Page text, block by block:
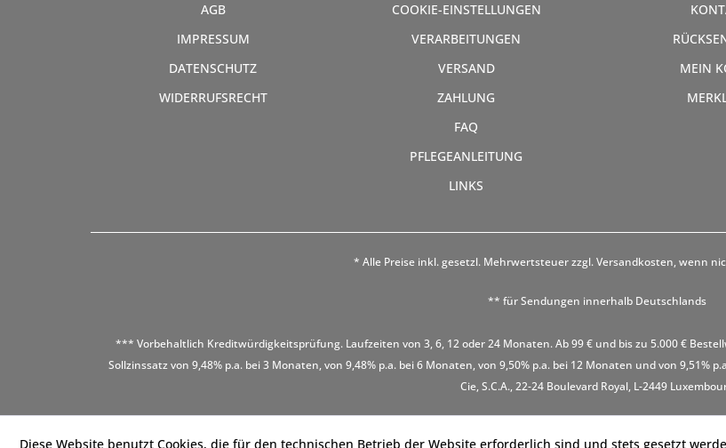
AGB
IMPRESSUM
DATENSCHUTZ
WIDERRUFSRECHT
COOKIE-EINSTELLUNGEN
VERARBEITUNGEN
VERSAND
ZAHLUNG
FAQ
PFLEGEANLEITUNG
LINKS
MEIN
* Alle Preise inkl. gesetzl. Mehrwertsteuer zzgl.Versandkosten, wenn
** für Sendungen innerhalb Deutschlands
*** Vorbehaltlich Kreditwürdigkeitsprüfung. Laufzeiten von 3, 6, 12 oder 24 Monaten. Ab 99 € und bis zu 5.000 €
Sollzinssatz von 9,48% p.a. bei 3 Monaten, von 9,48% p.a. bei 6 Monaten, von 9,50% p.a. bei 12 Monaten und von 9,51%
Cie, S.C.A., 22-24 Boulevard Royal, L-2449
Diese Website benutzt Cookies, die für den technischen Betrieb der Website erforderlich sind und stets gesetzt